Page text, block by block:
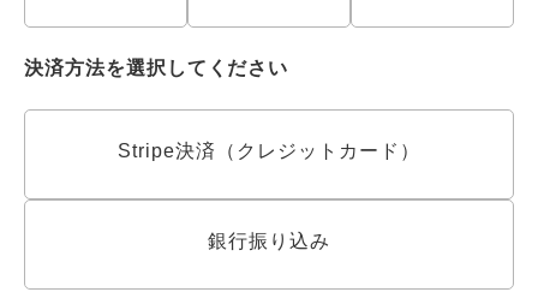
決済方法を選択してください
Stripe決済（クレジットカード）
銀行振り込み